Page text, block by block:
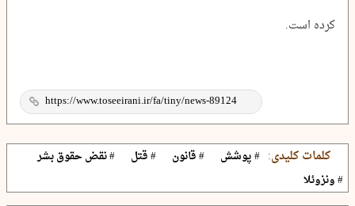
کرده است.
کلمات کلیدی: # پوشش # قانون # قتل
# نقض حقوق بشر
# ونزوئلا